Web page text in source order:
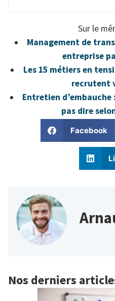
Sur le
Management de
entreprise
Les 15 métiers en
recrutent
Entretien
pas dire
Facebook
Nos derniers